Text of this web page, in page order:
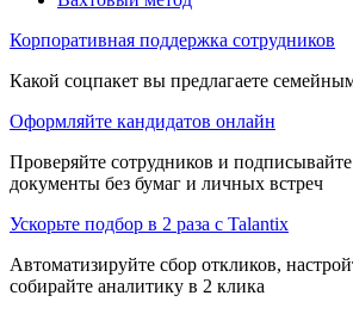
Корпоративная поддержка сотрудников
Какой соцпакет вы предлагаете
Оформляйте кандидатов онлайн
Проверяйте сотрудников и
документы без бумаг и личных встреч
Ускорьте подбор в 2 раза с Talantix
Автоматизируйте сбор откликов,
собирайте аналитику в 2 клика